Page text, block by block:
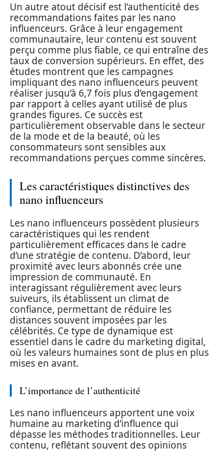
Un autre atout décisif est l’authenticité des
recommandations faites par les nano
influenceurs. Grâce à leur engagement
communautaire, leur contenu est souvent
perçu comme plus fiable, ce qui entraîne des
taux de conversion supérieurs. En effet, des
études montrent que les campagnes
impliquant des nano influenceurs peuvent
réaliser jusqu’à 6,7 fois plus d’engagement
par rapport à celles ayant utilisé de plus
grandes figures. Ce succès est
particulièrement observable dans le secteur
de la mode et de la beauté, où les
consommateurs sont sensibles aux
recommandations perçues comme sincères.
Les caractéristiques distinctives des
nano influenceurs
Les nano influenceurs possèdent plusieurs
caractéristiques qui les rendent
particulièrement efficaces dans le cadre
d’une stratégie de contenu. D’abord, leur
proximité avec leurs abonnés crée une
impression de communauté. En
interagissant régulièrement avec leurs
suiveurs, ils établissent un climat de
confiance, permettant de réduire les
distances souvent imposées par les
célébrités. Ce type de dynamique est
essentiel dans le cadre du marketing digital,
où les valeurs humaines sont de plus en plus
mises en avant.
L’importance de l’authenticité
Les nano influenceurs apportent une voix
humaine au marketing d’influence qui
dépasse les méthodes traditionnelles. Leur
contenu, reflétant souvent des opinions